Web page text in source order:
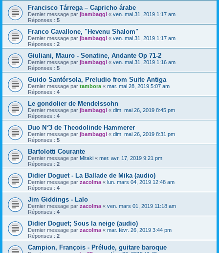
Francisco Tárrega – Capricho árabe
Dernier message par jbambaggi « ven. mai 31, 2019 1:17 am
Réponses : 5
Franco Cavallone, "Hevenu Shalom"
Dernier message par jbambaggi « ven. mai 31, 2019 1:17 am
Réponses : 2
Giuliani, Mauro - Sonatine, Andante Op 71-2
Dernier message par jbambaggi « ven. mai 31, 2019 1:16 am
Réponses : 5
Guido Santórsola, Preludio from Suite Antiga
Dernier message par tambora « mar. mai 28, 2019 5:07 am
Réponses : 4
Le gondolier de Mendelssohn
Dernier message par jbambaggi « dim. mai 26, 2019 8:45 pm
Réponses : 4
Duo N°3 de Theodolinde Hammerer
Dernier message par jbambaggi « dim. mai 26, 2019 8:31 pm
Réponses : 5
Bartolotti Courante
Dernier message par Mitaki « mer. avr. 17, 2019 9:21 pm
Réponses : 2
Didier Doguet - La Ballade de Mika (audio)
Dernier message par zacolma « lun. mars 04, 2019 12:48 am
Réponses : 4
Jim Giddings - Lalo
Dernier message par zacolma « ven. mars 01, 2019 11:18 am
Réponses : 4
Didier Doguet; Sous la neige (audio)
Dernier message par zacolma « mar. févr. 26, 2019 3:44 pm
Réponses : 2
Campion, François - Prélude, guitare baroque